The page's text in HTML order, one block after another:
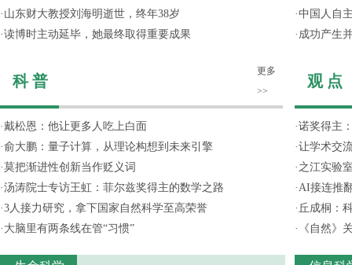
· 山东财大教授刘海明逝世，终年38岁
·读博时主动延毕，她最终取得重要成果
科 普
更多
>>
·戴松恩：他让更多人吃上白面
·俞大鹏：量子计算，从理论构想到未来引擎
·莫把渐进性创新当作贬义词
·汤涛院士专访王虹：菲尔兹奖得主的数学之路
·3人接力研究，拿下国家自然科学至高荣誉
· 大脑里有两条线在管“习惯”
·中国人自
· 成功产生
观 点
·诺奖得主
·让学术交
· 之江实验
·AI接连推
· 丘成桐：
·
《自然》